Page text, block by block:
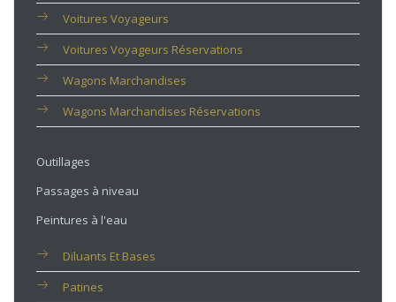
Voitures Voyageurs
Voitures Voyageurs Réservations
Wagons Marchandises
Wagons Marchandises Réservations
Outillages
Passages à niveau
Peintures à l'eau
Diluants Et Bases
Patines